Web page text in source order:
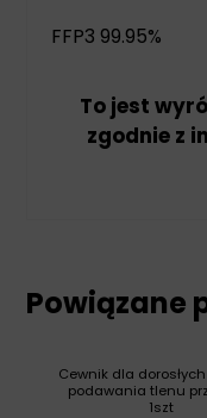
FFP3 99.95%
To jest
zgodnie z
Powiązane
Cewnik dla
podawania tlenu
1szt